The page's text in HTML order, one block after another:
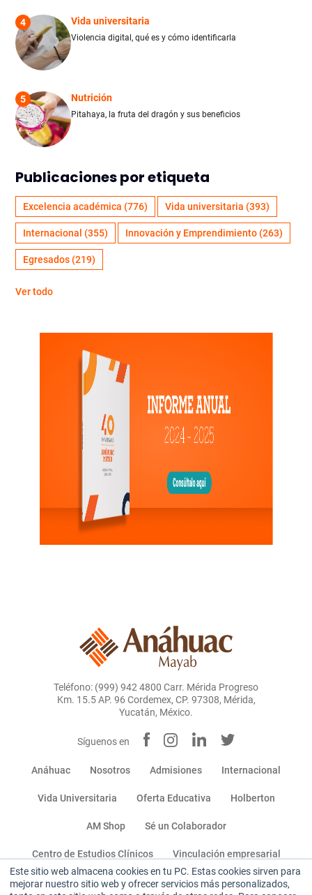
Este sitio web almacena cookies en tu PC. Estas cookies sirven para
mejorar nuestro sitio web y ofrecer servicios más personalizados,
4 Vida universitaria
Violencia digital, qué es y cómo identificarla
5 Nutrición
Pitahaya, la fruta del dragón y sus beneficios
Publicaciones por etiqueta
Excelencia académica (776) Vida universitaria (393)
Internacional (355) Innovación y Emprendimiento (263)
Egresados (219)
Ver todo
Teléfono: (999) 942 4800 Carr. Mérida Progreso
Km. 15.5 AP. 96 Cordemex, CP. 97308, Mérida,
Yucatán, México.
Síguenos en
Anáhuac Nosotros Admisiones Internacional
Vida Universitaria Oferta Educativa Holberton
AM Shop Sé un Colaborador
Centro de Estudios Clínicos Vinculación empresarial
Catálogo de Beneficios